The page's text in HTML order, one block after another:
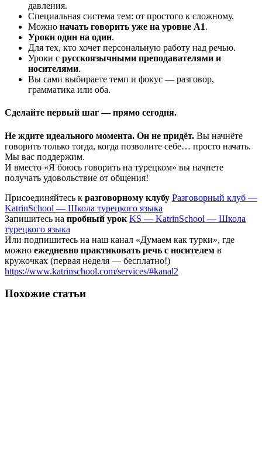
давления.
Специальная система тем: от простого к сложному.
Можно начать говорить уже на уровне A1.
Уроки один на один.
Для тех, кто хочет персональную работу над речью.
Уроки с русскоязычными преподавателями и
носителями.
Вы сами выбираете темп и фокус — разговор,
грамматика или оба.
Сделайте первый шаг — прямо сегодня.
Не ждите идеального момента. Он не придёт. Вы начнёте
говорить только тогда, когда позволите себе… просто начать.
Мы вас поддержим.
И вместо «Я боюсь говорить на турецком» вы начнете
получать удовольствие от общения!
Присоединяйтесь к разговорному клубу Разговорный клуб —
KatrinSchool — Школа турецкого языка
Запишитесь на пробный урок KS — KatrinSchool — Школа
турецкого языка
Или подпишитесь на наш канал «Думаем как турки», где
можно ежедневно практиковать речь с носителем в
кружочках (первая неделя — бесплатно!)
https://www.katrinschool.com/services/#kanal2
Похожие статьи